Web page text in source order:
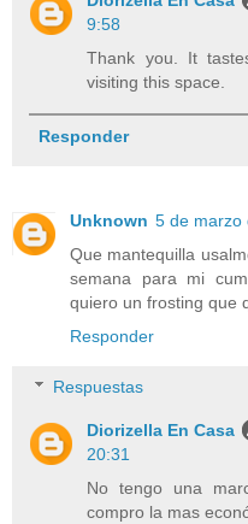
9:58
Thank you. It
visiting this space.
Responder
Unknown 5 de marzo
Que mantequilla
semana para mi
quiero un frosting que
Responder
Respuestas
Diorizella En Casa
20:31
No tengo una
compro la mas